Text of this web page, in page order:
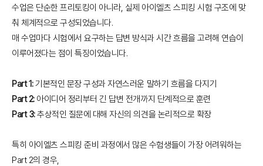
수업은 단순한 프리토킹이 아니라, 실제 아이엘츠 스피킹 시험 구조에 맞
춰 체계적으로 구성되었습니다.
매 수업마다 시험에서 요구하는 답변 방식과 시간 흐름을 고려해 연습이
이루어졌다는 점이 특징이었습니다.
Part 1:기본적인 문장 구성과 자연스러운 말하기 흐름을 다지기
Part 2:아이디어 정리부터 긴 답변 전개까지 단계적으로 훈련
Part 3:추상적인 질문에 대해 자신의 의견을 논리적으로 확장
특히 아이엘츠 스피킹 준비 과정에서 많은 수험생들이 가장 어려워하는
Part 2의 경우,